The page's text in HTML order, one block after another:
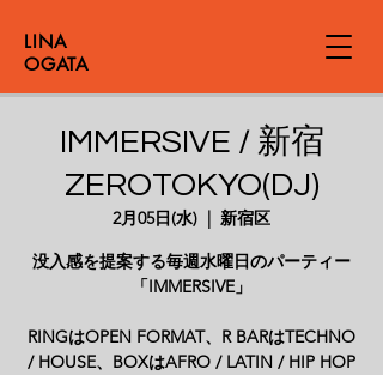
LINA
OGATA
IMMERSIVE / 新宿
ZEROTOKYO(DJ)
2月05日(水)
  |
新宿区
没入感を提案する毎週水曜日のパーティー
「IMMERSIVE」
RINGはOPEN FORMAT、R BARはTECHNO
/ HOUSE、BOXはAFRO / LATIN / HIP HOP